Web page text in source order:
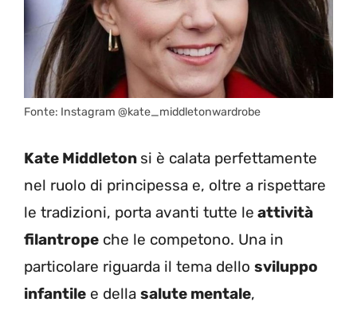
Fonte: Instagram @kate_middletonwardrobe
Kate Middleton si è calata perfettamente
nel ruolo di principessa e, oltre a rispettare
le tradizioni, porta avanti tutte le attività
filantrope che le competono. Una in
particolare riguarda il tema dello sviluppo
infantile e della salute mentale,